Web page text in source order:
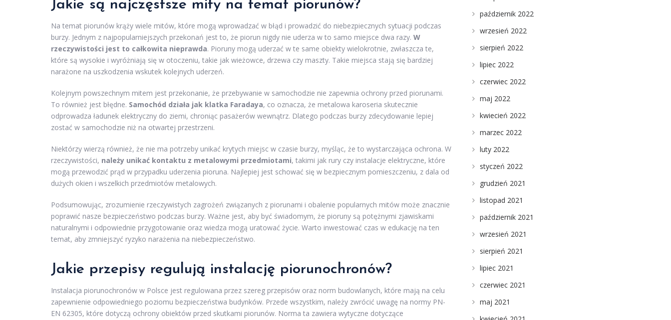
Jakie są najczęstsze mity na temat piorunów?
Na temat piorunów krąży wiele mitów, które mogą wprowadzać w błąd i prowadzić do niebezpiecznych sytuacji podczas
burzy. Jednym z najpopularniejszych przekonań jest to, że piorun nigdy nie uderza w to samo miejsce dwa razy. W
rzeczywistości jest to całkowita nieprawda. Pioruny mogą uderzać w te same obiekty wielokrotnie, zwłaszcza te,
które są wysokie i wyróżniają się w otoczeniu, takie jak wieżowce, drzewa czy maszty. Takie miejsca stają się bardziej
narażone na uszkodzenia wskutek kolejnych uderzeń.
Kolejnym powszechnym mitem jest przekonanie, że przebywanie w samochodzie nie zapewnia ochrony przed piorunami.
To również jest błędne. Samochód działa jak klatka Faradaya, co oznacza, że metalowa karoseria skutecznie
odprowadza ładunek elektryczny do ziemi, chroniąc pasażerów wewnątrz. Dlatego podczas burzy zdecydowanie lepiej
zostać w samochodzie niż na otwartej przestrzeni.
Niektórzy wierzą również, że nie ma potrzeby unikać krytych miejsc w czasie burzy, myśląc, że to wystarczająca ochrona. W
rzeczywistości, należy unikać kontaktu z metalowymi przedmiotami, takimi jak rury czy instalacje elektryczne, które
mogą przewodzić prąd w przypadku uderzenia pioruna. Najlepiej jest schować się w bezpiecznym pomieszczeniu, z dala od
dużych okien i wszelkich przedmiotów metalowych.
Podsumowując, zrozumienie rzeczywistych zagrożeń związanych z piorunami i obalenie popularnych mitów może znacznie
poprawić nasze bezpieczeństwo podczas burzy. Ważne jest, aby być świadomym, że pioruny są potężnymi zjawiskami
naturalnymi i odpowiednie przygotowanie oraz wiedza mogą uratować życie. Warto inwestować czas w edukację na ten
temat, aby zmniejszyć ryzyko narażenia na niebezpieczeństwo.
Jakie przepisy regulują instalację piorunochronów?
Instalacja piorunochronów w Polsce jest regulowana przez szereg przepisów oraz norm budowlanych, które mają na celu
zapewnienie odpowiedniego poziomu bezpieczeństwa budynków. Przede wszystkim, należy zwrócić uwagę na normy PN-
EN 62305, które dotyczą ochrony obiektów przed skutkami piorunów. Norma ta zawiera wytyczne dotyczące
październik 2022
wrzesień 2022
sierpień 2022
lipiec 2022
czerwiec 2022
maj 2022
kwiecień 2022
marzec 2022
luty 2022
styczeń 2022
grudzień 2021
listopad 2021
październik 2021
wrzesień 2021
sierpień 2021
lipiec 2021
czerwiec 2021
maj 2021